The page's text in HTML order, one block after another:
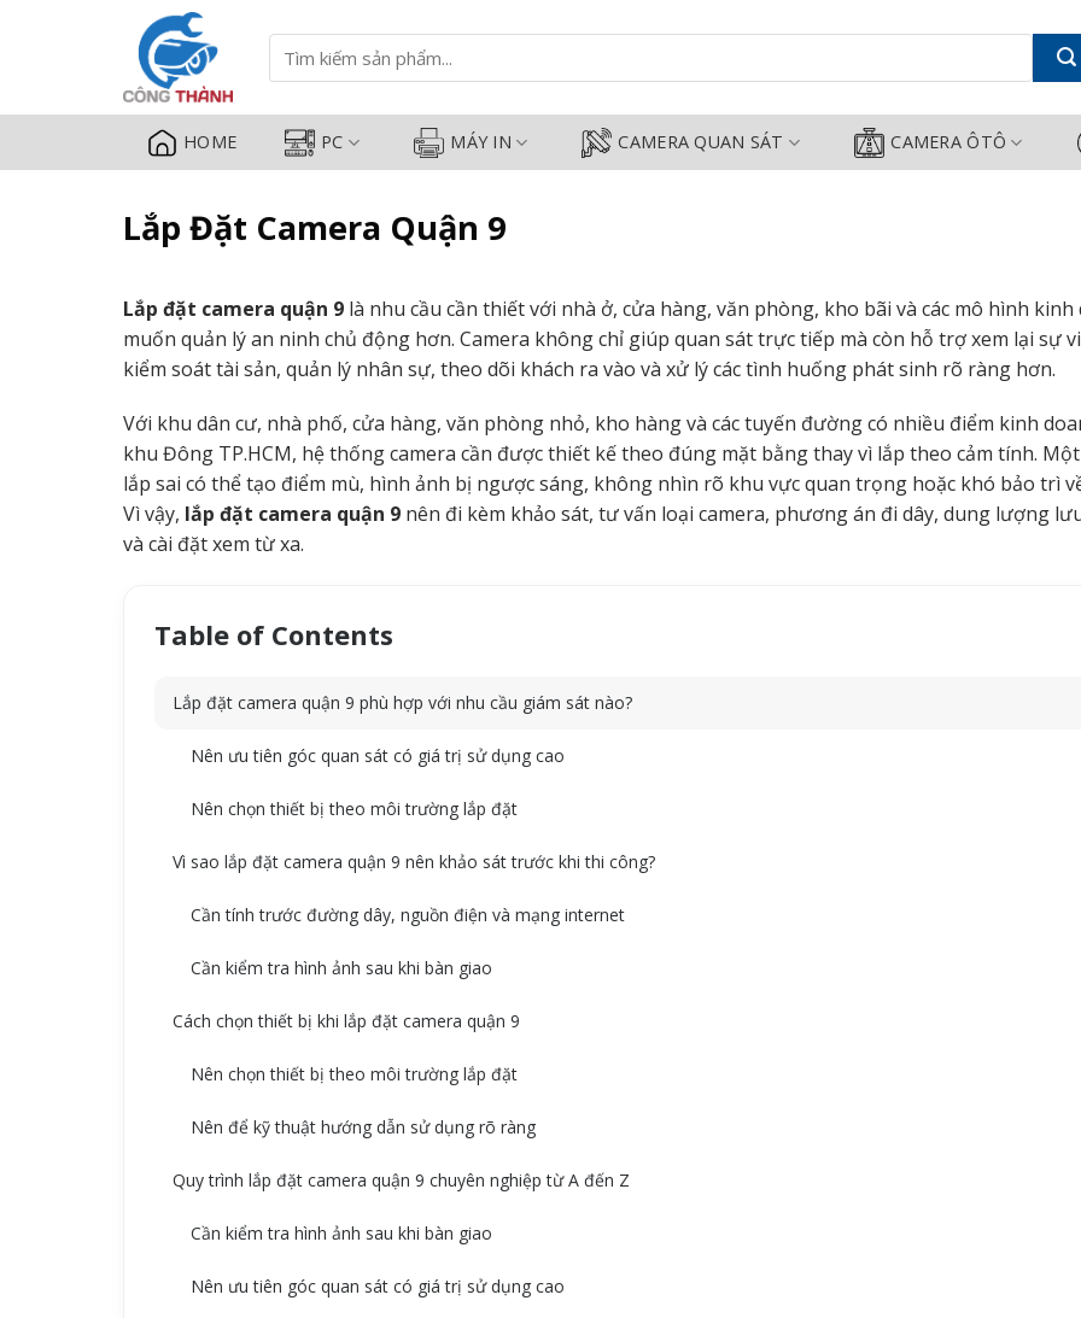
Lắp Đặt Camera Quận 9 Trọn Gói, Xem Từ Xa Rõ Nét
kiếm:
HOME PC MÁY IN CAMERA QUAN SÁT CAMERA ÔTÔ
Lắp Đặt Camera Quận 9
Lắp đặt camera quận 9 là nhu cầu cần thiết với nhà ở, cửa hàng, văn phòng, kho bãi và các mô hình kinh
muốn quản lý an ninh chủ động hơn. Camera không chỉ giúp quan sát trực tiếp mà còn hỗ trợ xem lại sự
kiểm soát tài sản, quản lý nhân sự, theo dõi khách ra vào và xử lý các tình huống phát sinh rõ ràng hơn.
Với khu dân cư, nhà phố, cửa hàng, văn phòng nhỏ, kho hàng và các tuyến đường có nhiều điểm kinh
khu Đông TP.HCM, hệ thống camera cần được thiết kế theo đúng mặt bằng thay vì lắp theo cảm tính.
lắp sai có thể tạo điểm mù, hình ảnh bị ngược sáng, không nhìn rõ khu vực quan trọng hoặc khó bảo trì
Vì vậy, lắp đặt camera quận 9 nên đi kèm khảo sát, tư vấn loại camera, phương án đi dây, dung lượng
và cài đặt xem từ xa.
Table of Contents
Lắp đặt camera quận 9 phù hợp với nhu cầu giám sát nào?
Nên ưu tiên góc quan sát có giá trị sử dụng cao
Nên chọn thiết bị theo môi trường lắp đặt
Vì sao lắp đặt camera quận 9 nên khảo sát trước khi thi công?
Cần tính trước đường dây, nguồn điện và mạng internet
Cần kiểm tra hình ảnh sau khi bàn giao
Cách chọn thiết bị khi lắp đặt camera quận 9
Nên chọn thiết bị theo môi trường lắp đặt
Nên để kỹ thuật hướng dẫn sử dụng rõ ràng
Quy trình lắp đặt camera quận 9 chuyên nghiệp từ A đến Z
Cần kiểm tra hình ảnh sau khi bàn giao
Nên ưu tiên góc quan sát có giá trị sử dụng cao